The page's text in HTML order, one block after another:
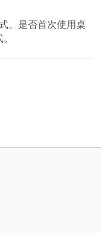
。是否首次使用桌